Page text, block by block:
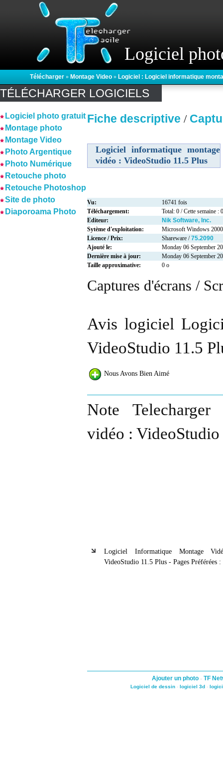
Logiciel
Télécharger » Montage Video » Logiciel : Logiciel informatique
TÉLÉCHARGER LOGICIELS
Logiciel photo gratuit
Montage photo
Montage Video
Photo Argentique
Photo Numérique
Retouche photo
Retouche Photoshop
Site de photo
Diaporoama Photo
Fiche descriptive /
Logiciel informatique montage
vidéo : VideoStudio 11.5 Plus
Vu:
16741 fois
Téléchargement:
Total: 0 / Cette semaine : 0
Editeur:
Nik Software, Inc.
Sytème d'exploitation:
Microsoft Windows
Licence / Prix:
Shareware /75.2090
Ajouté le:
Monday 06 September
Dernière mise à jour:
Monday 06 September
Taille approximative:
0 o
Captures d'écrans /
Avis logiciel
VideoStudio 11.5
Nous Avons Bien Aimé
Note
vidéo : VideoStudio
Logiciel Informatique Montage
VideoStudio 11.5 Plus - Pages Préférées :
Ajouter un photo - TF
Logiciel de dessin - logiciel 3d -